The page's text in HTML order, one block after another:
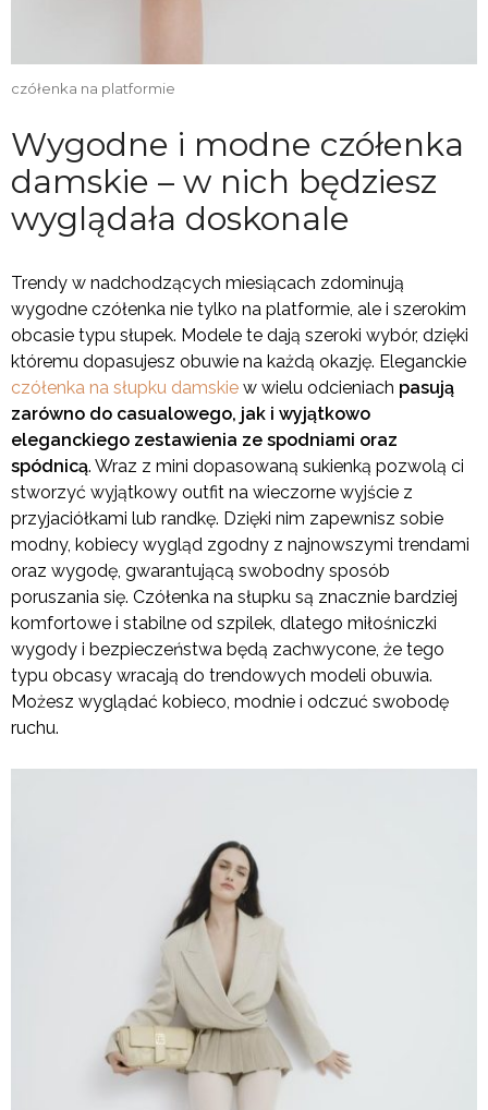
czółenka na platformie
Wygodne i modne czółenka
damskie – w nich będziesz
wyglądała doskonale
Trendy w nadchodzących miesiącach zdominują
wygodne czółenka nie tylko na platformie, ale i szerokim
obcasie typu słupek. Modele te dają szeroki wybór, dzięki
któremu dopasujesz obuwie na każdą okazję. Eleganckie
czółenka na słupku damskie w wielu odcieniach pasują
zarówno do casualowego, jak i wyjątkowo
eleganckiego zestawienia ze spodniami oraz
spódnicą. Wraz z mini dopasowaną sukienką pozwolą ci
stworzyć wyjątkowy outfit na wieczorne wyjście z
przyjaciółkami lub randkę. Dzięki nim zapewnisz sobie
modny, kobiecy wygląd zgodny z najnowszymi trendami
oraz wygodę, gwarantującą swobodny sposób
poruszania się. Czółenka na słupku są znacznie bardziej
komfortowe i stabilne od szpilek, dlatego miłośniczki
wygody i bezpieczeństwa będą zachwycone, że tego
typu obcasy wracają do trendowych modeli obuwia.
Możesz wyglądać kobieco, modnie i odczuć swobodę
ruchu.